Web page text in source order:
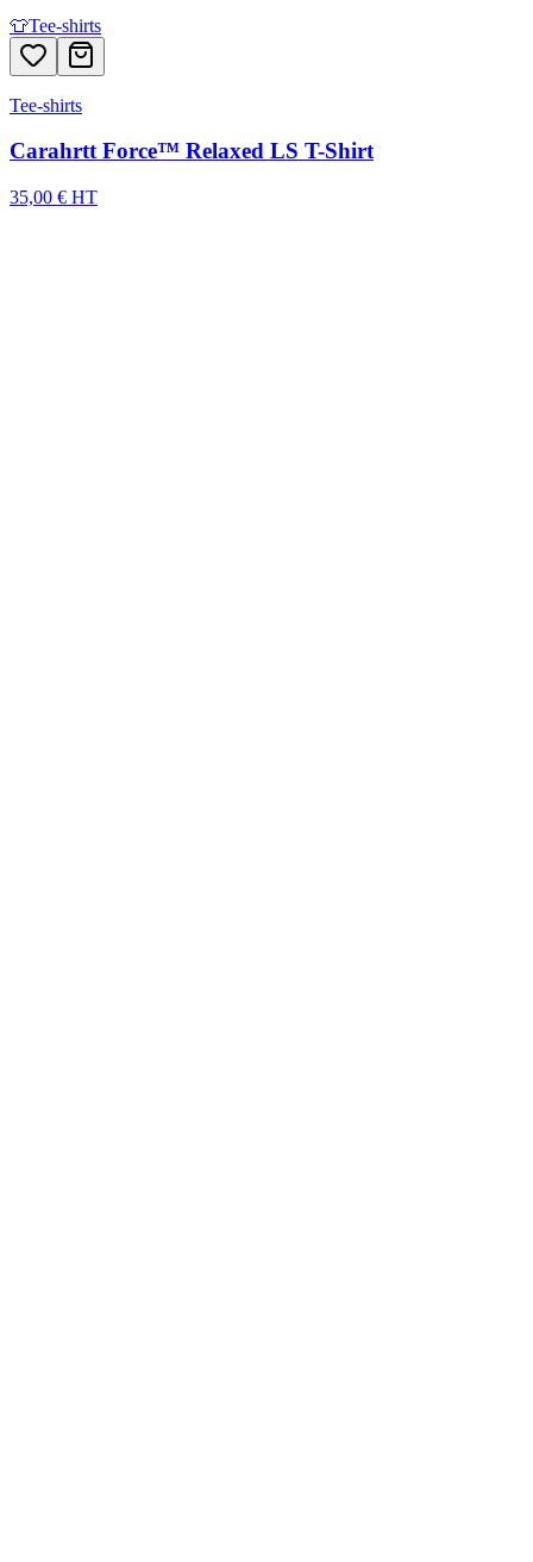
👕Tee-shirts
Tee-shirts
Carahrtt Force™ Relaxed LS T-Shirt
35,00 € HT